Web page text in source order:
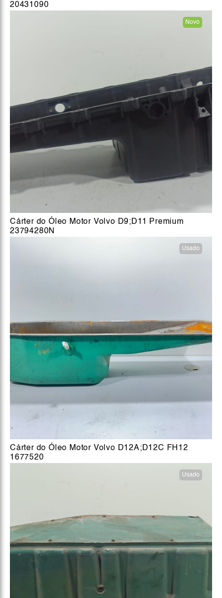
20431090
Novo
Cárter do Óleo Motor Volvo D9;D11 Premium
23794280N
Usado
Cárter do Óleo Motor Volvo D12A;D12C FH12
1677520
Usado